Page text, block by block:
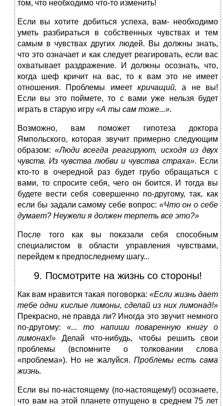
том, что необходимо что-то изменить!
Если вы хотите добиться успеха, вам- необходимо
уметь разбираться в собственных чувствах и тем
самым в чувствах других людей. Вы должны знать,
что это означает и как следует реагировать, если вас
охватывает раздражение. И должны осознать, что,
когда шеф кричит на вас, то к вам это не имеет
отношения. Проблемы имеет кричащий,а не вы!
Если вы это поймете, то с вами уже нельзя будет
играть в старую игру «А ты сам тоже...».
Возможно, вам поможет гипотеза доктора
Ямпольского, которая звучит примерно следующим
образом: «Люди всегда реагируют, исходя из двух
чувств. Из чувства любви и чувства страха». Если
кто-то в очередной раз будет грубо обращаться с
вами, то спросите себя, чего он боится. И тогда вы
будете вести себя совершенно по-другому, так, как
если бы задали самому себе вопрос: «Что он о себе
думает? Неужели я должен терпеть все это?»
После того как вы показали себя способным
специалистом в области управления чувствами,
перейдем к предпоследнему шагу...
9. Посмотрите на жизнь со стороны!
Как вам нравится такая поговорка: «Если жизнь дает
тебе одни кислые лимоны, сделай из них лимонад!»
Прекрасно, не правда ли? Иногда это звучит немного
по-другому:«... то напиши поваренную книгу о
лимонах!»Делай что-нибудь, чтобы решить свои
проблемы (вспомните о толковании слова
«проблема»). Но не жалуйся. Проблемы есть сама
жизнь.
Если вы по-настоящему (по-настоящему!) осознаете,
что вам на этой планете отпущено в среднем 75 лет